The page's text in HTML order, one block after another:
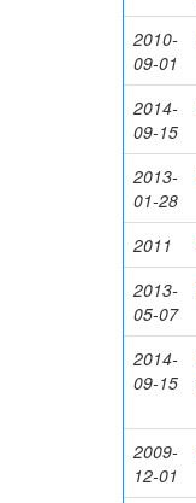
2010-
09-01
2014-
09-15
2013-
01-28
2011
2013-
05-07
2014-
09-15
2009-
12-01